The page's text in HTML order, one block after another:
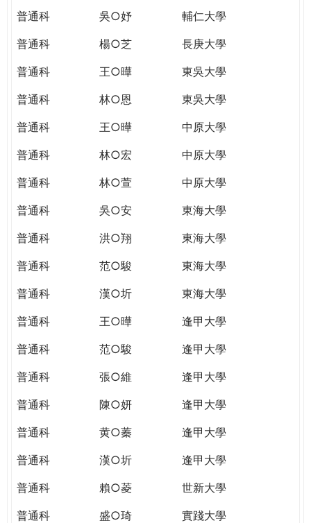
普通科
吳○妤
輔仁大學
普通科
楊○芝
長庚大學
普通科
王○曄
東吳大學
普通科
林○恩
東吳大學
普通科
王○曄
中原大學
普通科
林○宏
中原大學
普通科
林○萱
中原大學
普通科
吳○安
東海大學
普通科
洪○翔
東海大學
普通科
范○駿
東海大學
普通科
漢○圻
東海大學
普通科
王○曄
逢甲大學
普通科
范○駿
逢甲大學
普通科
張○維
逢甲大學
普通科
陳○妍
逢甲大學
普通科
黄○蓁
逢甲大學
普通科
漢○圻
逢甲大學
普通科
賴○菱
世新大學
普通科
盛○琦
實踐大學